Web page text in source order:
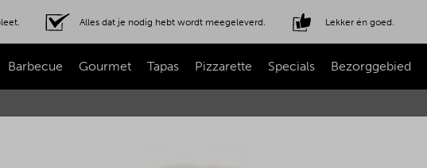
Alles dat je nodig hebt wordt meegeleverd. Lekker én goed.
Barbecue Gourmet Tapas Pizzarette Specials Bezorggebied